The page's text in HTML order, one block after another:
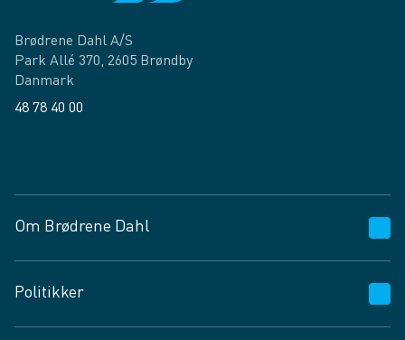
Brødrene Dahl A/S
Park Allé 370, 2605 Brøndby
Danmark
48 78 40 00
Om Brødrene Dahl
Vagttelefon 30 10 89 89
Spørgsmål og svar
Politikker